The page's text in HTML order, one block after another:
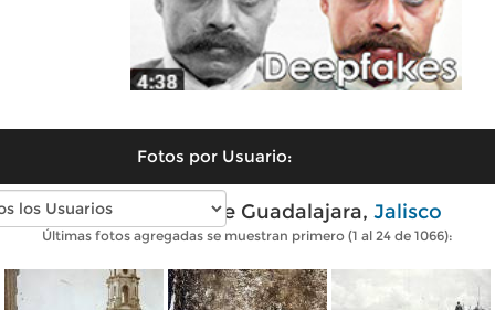
Fotos por Usuario:
Fotos antiguas de Guadalajara, Jalisco
Últimas fotos agregadas se muestran primero (1 al 24 de 1066):